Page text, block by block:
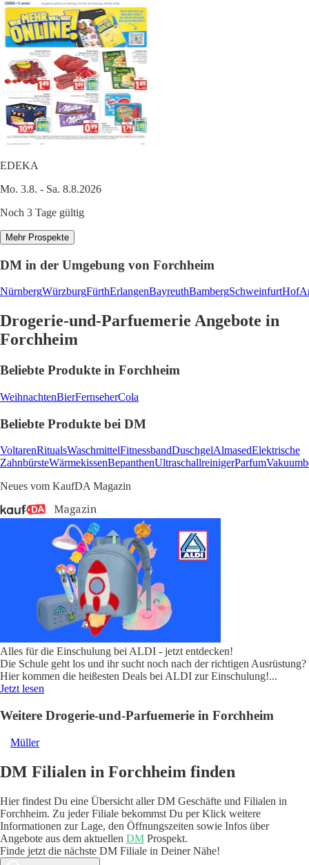
EDEKA
Mo. 3.8. - Sa. 8.8.2026
Noch 3 Tage gültig
Mehr Prospekte
DM in der Umgebung von Forchheim
NürnbergWürzburgFürthErlangenBayreuthBambergSchweinfurtHof
Drogerie-und-Parfuemerie Angebote in
Forchheim
Beliebte Produkte in Forchheim
WeihnachtenBierFernseherCola
Beliebte Produkte bei DM
VoltarenRitualsWaschmittelFitnessbandDuschgelAlmasedElektrische
ZahnbürsteWärmekissenBepanthenUltraschallreinigerParfum
Neues vom KaufDA Magazin
Alles für die Einschulung bei ALDI - jetzt entdecken!
Die Schule geht los und ihr sucht noch nach der richtigen Ausrüstung?
Hier kommen die heißesten Deals bei ALDI zur Einschulung!...
Jetzt lesen
Weitere Drogerie-und-Parfuemerie in Forchheim
Müller
DM Filialen in Forchheim finden
Hier findest Du eine Übersicht aller DM Geschäfte und Filialen in
Forchheim. Zu jeder Filiale bekommst Du per Klick weitere
Informationen zur Lage, den Öffnungszeiten sowie Infos über
Angebote aus dem aktuellen DM Prospekt.
Finde jetzt die nächste DM Filiale in Deiner Nähe!